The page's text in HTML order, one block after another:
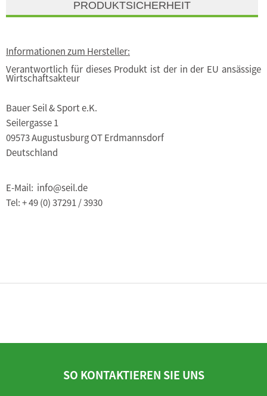
PRODUKTSICHERHEIT
Informationen zum Hersteller:
Verantwortlich für dieses Produkt ist der in der EU ansässige
Wirtschaftsakteur
Bauer Seil & Sport e.K.
Seilergasse 1
09573 Augustusburg OT Erdmannsdorf
Deutschland
E-Mail: info@seil.de
Tel: + 49 (0) 37291 / 3930
SO KONTAKTIEREN SIE UNS